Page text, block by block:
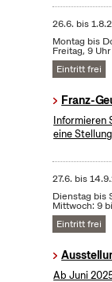
26.6. bis
Montag bis
Freitag, 9
Eintritt frei
Franz-
Informieren
eine
27.6. bis
Dienstag bis
Mittwoch: 9
Eintritt frei
Ab Juni